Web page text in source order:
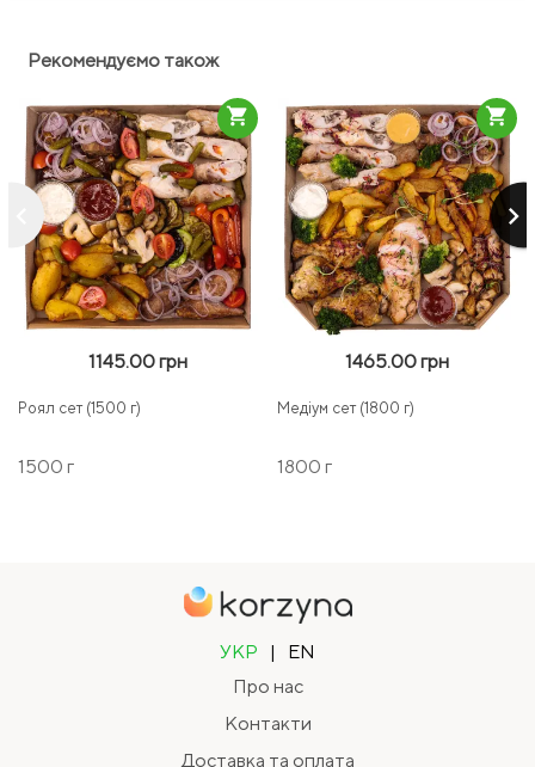
Рекомендуємо також
keyboard_arrow_right
1145.00 грн
Роял сет (1500 г)
1500 г
shopping_cart
1465.00 грн
Медіум сет (1800 г)
1800 г
shopping_cart
УКР |
EN
Про нас
Контакти
Доставка та оплата